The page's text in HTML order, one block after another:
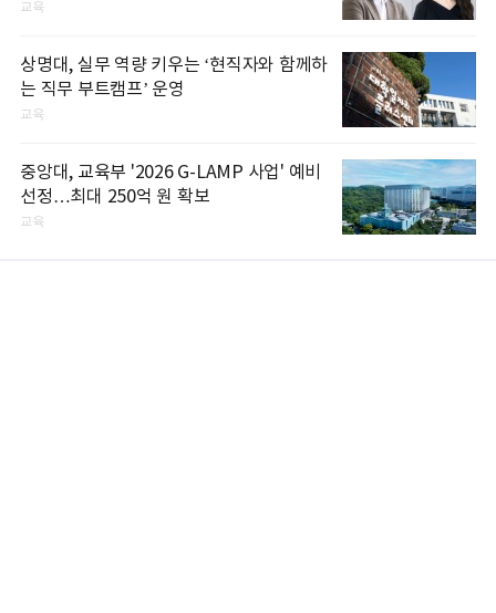
교육
상명대, 실무 역량 키우는 ‘현직자와 함께하
는 직무 부트캠프’ 운영
교육
중앙대, 교육부 '2026 G-LAMP 사업' 예비
선정…최대 250억 원 확보
교육